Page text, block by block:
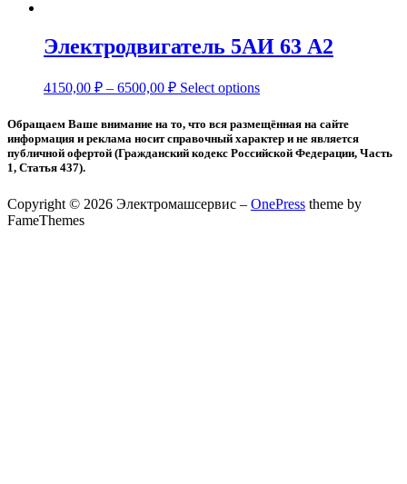
Электродвигатель 5АИ 63 А2
4150,00 ₽ – 6500,00 ₽ Select options
Обращаем Ваше внимание на то, что вся размещённая на сайте
информация и реклама носит справочный характер и не является
публичной офертой (Гражданский кодекс Российской Федерации, Часть
1, Статья 437).
Copyright © 2026 Электромашсервис – OnePress theme by
FameThemes